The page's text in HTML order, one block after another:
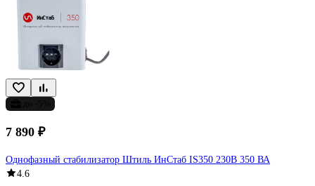
7 890 ₽
Однофазный стабилизатор Штиль ИнСтаб IS350 230В 350 ВА
4.6